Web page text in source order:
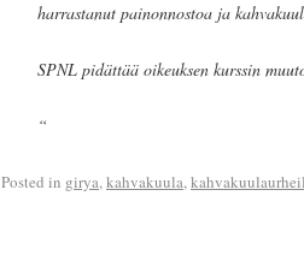
harrastanut painonnostoa ja
SPNL pidättää oikeuksen kurssin
“
Posted in girya,kahvakuula,